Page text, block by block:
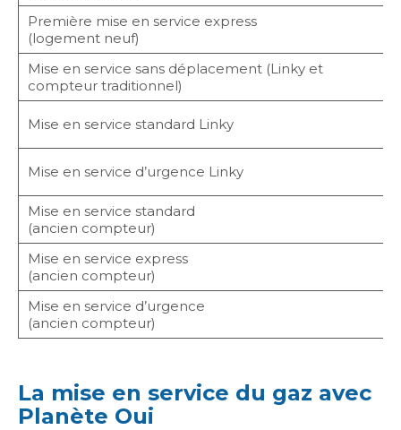
Première mise en service express
(logement neuf)
Mise en service sans déplacement (Linky et
compteur traditionnel)
Mise en service standard Linky
Mise en service d’urgence Linky
Mise en service standard
(ancien compteur)
Mise en service express
(ancien compteur)
Mise en service d’urgence
(ancien compteur)
La mise en service du gaz avec
Planète Oui